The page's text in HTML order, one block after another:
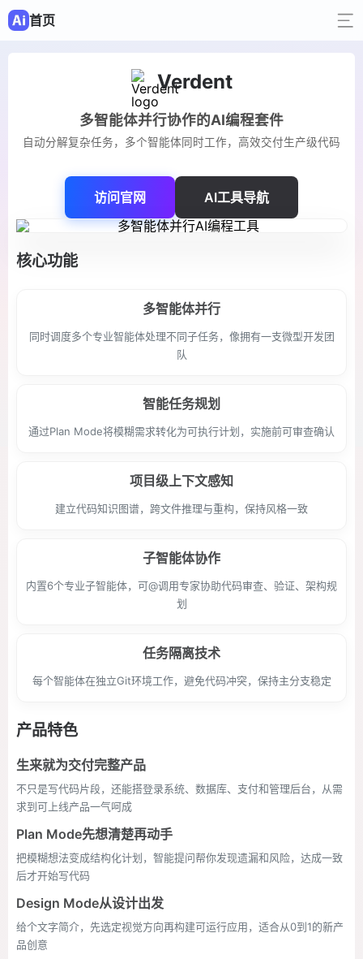
首页
Verdent
多智能体并行协作的AI编程套件
自动分解复杂任务，多个智能体同时工作，高效交付生产级代码
访问官网 AI工具导航
核心功能
多智能体并行
同时调度多个专业智能体处理不同子任务，像拥有一支微型开发团
队
智能任务规划
通过Plan Mode将模糊需求转化为可执行计划，实施前可审查确认
项目级上下文感知
建立代码知识图谱，跨文件推理与重构，保持风格一致
子智能体协作
内置6个专业子智能体，可@调用专家协助代码审查、验证、架构规
划
任务隔离技术
每个智能体在独立Git环境工作，避免代码冲突，保持主分支稳定
产品特色
生来就为交付完整产品
不只是写代码片段，还能搭登录系统、数据库、支付和管理后台，从需
求到可上线产品一气呵成
Plan Mode先想清楚再动手
把模糊想法变成结构化计划，智能提问帮你发现遗漏和风险，达成一致
后才开始写代码
Design Mode从设计出发
给个文字简介，先选定视觉方向再构建可运行应用，适合从0到1的新产
品创意